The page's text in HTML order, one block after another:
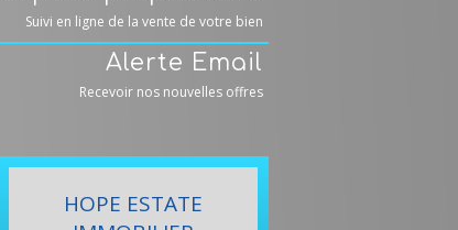
Suivi en ligne de la vente de votre bien
Alerte Email
Recevoir nos nouvelles offres
HOPE ESTATE